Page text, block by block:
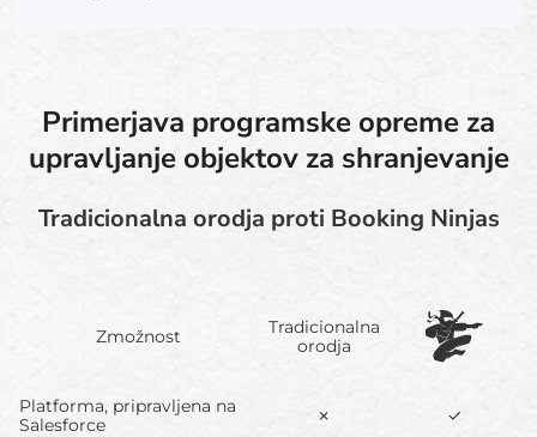
Primerjava programske opreme za
upravljanje objektov za shranjevanje
Tradicionalna orodja proti Booking Ninjas
Zmožnost
Tradicionalna
orodja
Platforma, pripravljena na
Salesforce
✗ ✓